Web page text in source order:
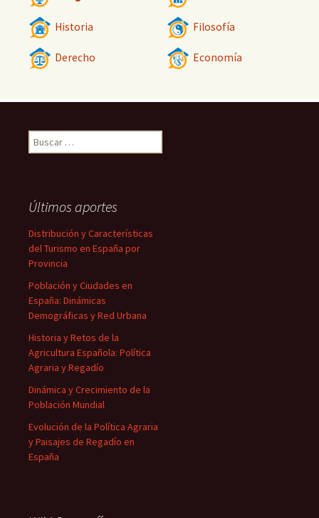
Historia Filosofía
Derecho Economía
Buscar:
Últimos aportes
Distribución y Características
del Turismo en España por
Provincia
Población y Ciudades en
España: Dinámicas
Demográficas y Red Urbana
Historia y Retos de la
Agricultura Española: Política
Agraria y Regadío
Dinámica y Crecimiento de la
Población Mundial
Evolución de la Política Agraria
y Paisajes de Regadío en
España